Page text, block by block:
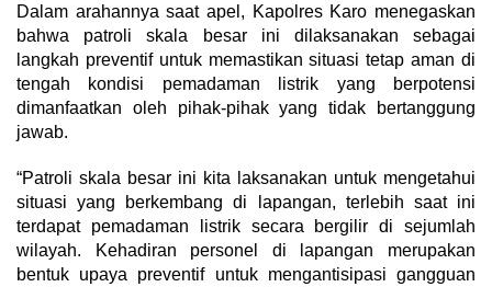
Dalam arahannya saat apel, Kapolres Karo menegaskan
bahwa patroli skala besar ini dilaksanakan sebagai
langkah preventif untuk memastikan situasi tetap aman di
tengah kondisi pemadaman listrik yang berpotensi
dimanfaatkan oleh pihak-pihak yang tidak bertanggung
jawab.
“Patroli skala besar ini kita laksanakan untuk mengetahui
situasi yang berkembang di lapangan, terlebih saat ini
terdapat pemadaman listrik secara bergilir di sejumlah
wilayah. Kehadiran personel di lapangan merupakan
bentuk upaya preventif untuk mengantisipasi gangguan